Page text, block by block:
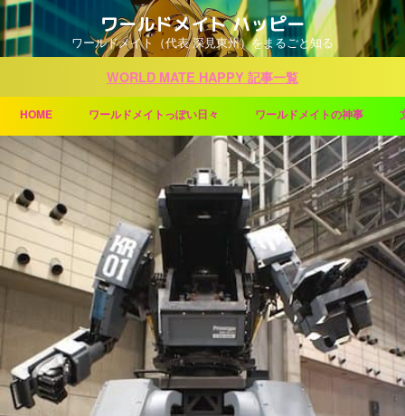
ワールドメイト ハッピー
ワールドメイト（代表 深見東州）をまるごと知る
WORLD MATE HAPPY 記事一覧
HOME ワールドメイトっぽい日々 ワールドメイトの神事